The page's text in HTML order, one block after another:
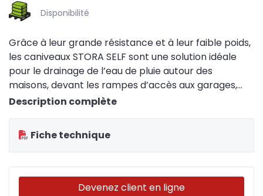
Disponibilité
Grâce à leur grande résistance et à leur faible poids,
les caniveaux STORA SELF sont une solution idéale
pour le drainage de l’eau de pluie autour des
maisons, devant les rampes d’accès aux garages,
autours des terrasses et des voies d’accès. Ces
Description complète
Fiche technique
Devenez client en ligne